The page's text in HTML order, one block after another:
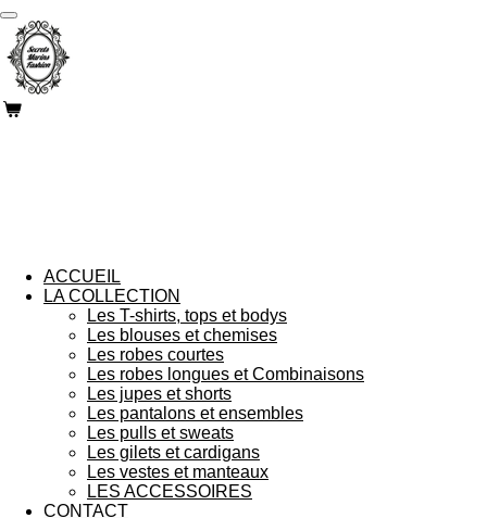
Passer
au
contenu
principal
ACCUEIL
LA COLLECTION
Les T-shirts, tops et bodys
Les blouses et chemises
Les robes courtes
Les robes longues et Combinaisons
Les jupes et shorts
Les pantalons et ensembles
Les pulls et sweats
Les gilets et cardigans
Les vestes et manteaux
LES ACCESSOIRES
CONTACT